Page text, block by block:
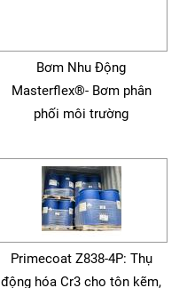
Bơm Nhu Động
Masterflex®- Bơm phân
phối môi trường
Primecoat Z838-4P: Thụ
động hóa Cr3 cho tôn kẽm,